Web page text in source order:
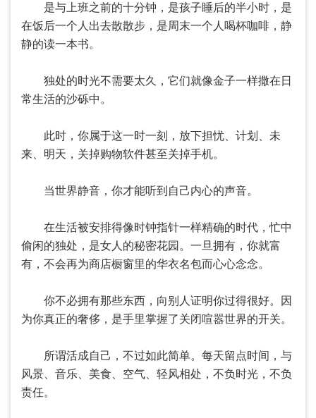
是与上班之前的十分钟，是孩子睡后的半小时，是
在饭后一个人出去散散步，是周末一个人喝杯咖啡，静
静的读一本书。
独处的时光不需要太久，它们就像金子一样撒在日
常生活的沙砾中。
此时，你属于这一时一刻，放下担忧、计划、未
来、明天，关掉购物软件甚至关掉手机。
当世界静音，你才能听到自己内心的声音。
在生活被安排得像时钟指针一样精确的时代，忙中
偷闲的独处，是女人的秘密花园。一旦拥有，你就富
有，不会再为商店橱窗里的华衣名包而心心念念。
你不必拥有那些东西，向别人证明你过得很好。因
为你真正的奢侈，是手里掌握了关闭喧嚣世界的开关。
所谓活成自己，不过如此简单。每天留点时间，与
风景、音乐、美食、空气、轻风相处，不负时光，不负
责任。